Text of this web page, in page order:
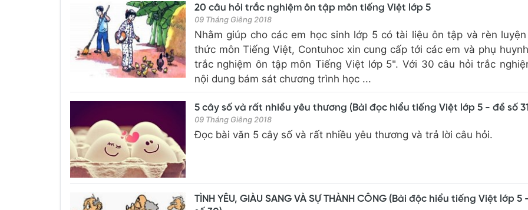
20 câu hỏi trắc nghiệm ôn tập môn tiếng Việt lớp 5
09 Tháng Giêng 2018
Nhằm giúp cho các em học sinh lớp 5 có tài liệu ôn tập và rèn luyện
thức môn Tiếng Việt, Contuhoc xin cung cấp tới các em và phụ
trắc nghiệm ôn tập môn Tiếng Việt lớp 5". Với 30 câu hỏi trắc
nội dung bám sát chương trình học ...
5 cây số và rất nhiều yêu thương (Bài đọc hiểu tiếng Việt lớp 5 - đề số
09 Tháng Giêng 2018
Đọc bài văn 5 cây số và rất nhiều yêu thương và trả lời câu hỏi.
TÌNH YÊU, GIÀU SANG VÀ SỰ THÀNH CÔNG (Bài độc hiểu tiếng Việt lớp 5